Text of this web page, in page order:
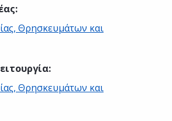
:
Θρησκευμάτων και
:
Θρησκευμάτων και